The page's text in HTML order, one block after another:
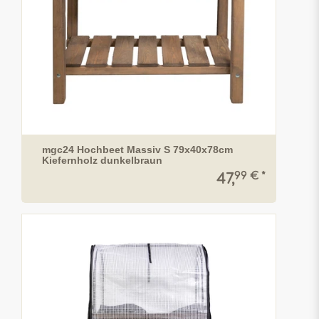
mgc24 Hochbeet Massiv S 79x40x78cm
Kiefernholz dunkelbraun
47,99 € *